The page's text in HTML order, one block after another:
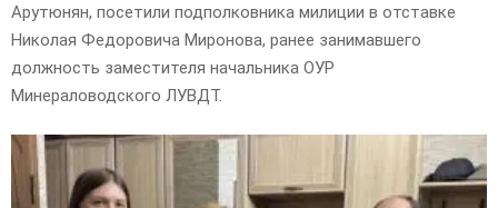
Арутюнян, посетили подполковника милиции в отставке
Николая Федоровича Миронова, ранее занимавшего
должность заместителя начальника ОУР
Минераловодского ЛУВДТ.